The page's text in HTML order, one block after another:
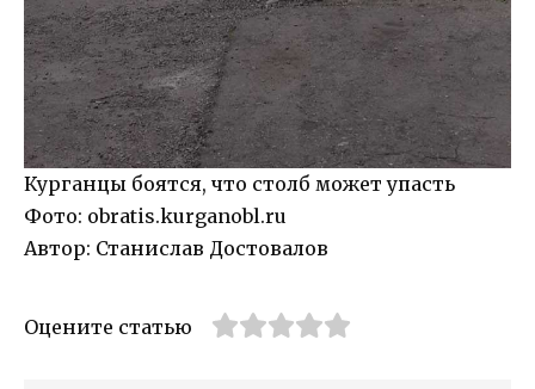
Курганцы боятся, что столб может упасть
Фото: obratis.kurganobl.ru
Автор: Станислав Достовалов
Оцените статью